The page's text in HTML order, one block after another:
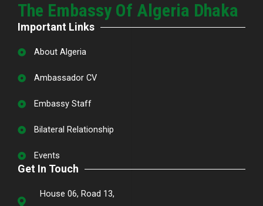
The Embassy Of Algeria Dhaka
Important Links
About Algeria
Ambassador CV
Embassy Staff
Bilateral Relationship
Events
Get In Touch
House 06, Road 13,